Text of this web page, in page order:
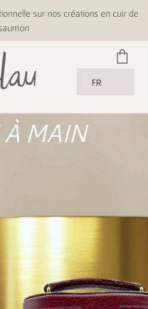
sur nos créations en cuir de
FR
À MAIN